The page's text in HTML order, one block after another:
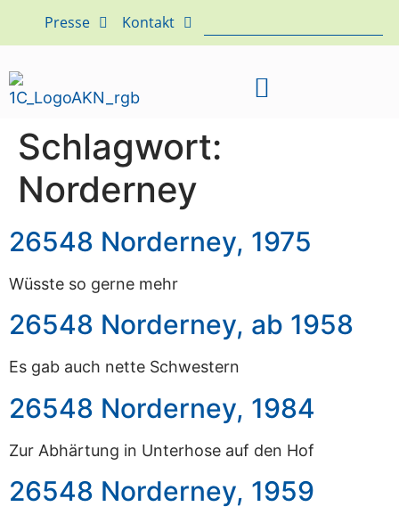
Presse Kontakt
Schlagwort:
Norderney
26548 Norderney, 1975
Wüsste so gerne mehr
26548 Norderney, ab 1958
Es gab auch nette Schwestern
26548 Norderney, 1984
Zur Abhärtung in Unterhose auf den Hof
26548 Norderney, 1959